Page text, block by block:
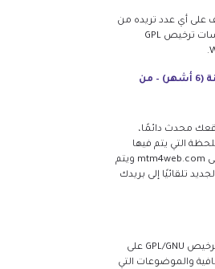
على أي عدد تريده من
المواقع، وفقًا لسياسات ترخيص GPL
التحديثات المضمنة (6 أشهر) – من
محدث دائمًا،
التي يتم فيها
إصدار إصدار جديد على mtm4web.com ويتم
تلقائيًا إلى بريدك
يفرض WordPress ترخيص GPL/GNU على
والموضوعات التي